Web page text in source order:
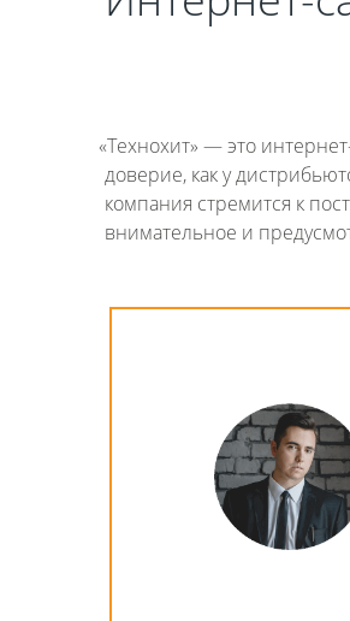
«Технохит» — это
доверие, как у
компания стремится к
внимательное и